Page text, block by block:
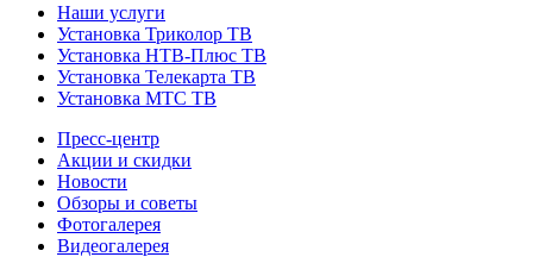
Наши услуги
Установка Триколор ТВ
Установка НТВ-Плюс ТВ
Установка Телекарта ТВ
Установка МТС ТВ
Пресс-центр
Акции и скидки
Новости
Обзоры и советы
Фотогалерея
Видеогалерея